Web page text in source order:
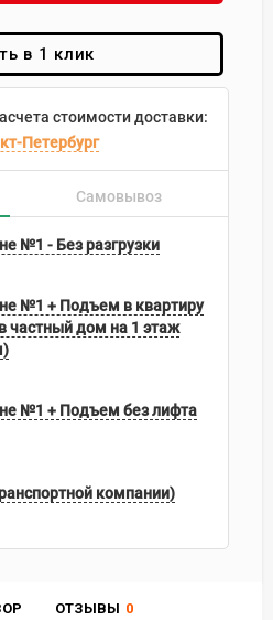
ОТЗЫВЫ 0
в 1 клик
стоимости доставки:
Петербург
Самовывоз
№1 - Без разгрузки
№1 + Подъем в квартиру
частный дом на 1 этаж
№1 + Подъем без лифта
компании)